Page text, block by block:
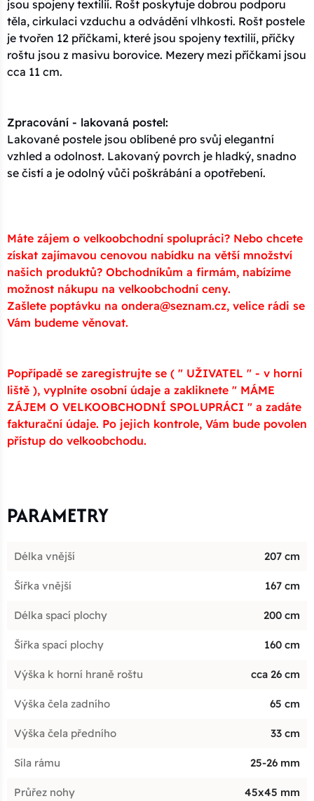
jsou spojeny textilií. Rošt poskytuje dobrou podporu
těla, cirkulaci vzduchu a odvádění vlhkosti. Rošt postele
je tvořen 12 příčkami, které jsou spojeny textilií, příčky
roštu jsou z masivu borovice. Mezery mezi příčkami jsou
cca 11 cm.
Zpracování - lakovaná postel:
Lakované postele jsou oblíbené pro svůj elegantní
vzhled a odolnost. Lakovaný povrch je hladký, snadno
se čistí a je odolný vůči poškrábání a opotřebení.
Máte zájem o velkoobchodní spolupráci? Nebo chcete
získat zajímavou cenovou nabídku na větší množství
našich produktů? Obchodníkům a firmám, nabízíme
možnost nákupu na velkoobchodní ceny.
Zašlete poptávku na ondera@seznam.cz, velice rádi se
Vám budeme věnovat.
Popřípadě se zaregistrujte se ( " UŽIVATEL " - v horní
liště ), vyplníte osobní údaje a zakliknete " MÁME
ZÁJEM O VELKOOBCHODNÍ SPOLUPRÁCI " a zadáte
fakturační údaje. Po jejich kontrole, Vám bude povolen
přístup do velkoobchodu.
PARAMETRY
Délka vnější 207 cm
Šířka vnější 167 cm
Délka spací plochy 200 cm
Šířka spací plochy 160 cm
Výška k horní hraně roštu cca 26 cm
Výška čela zadního 65 cm
Výška čela předního 33 cm
Síla rámu 25-26 mm
Průřez nohy 45x45 mm